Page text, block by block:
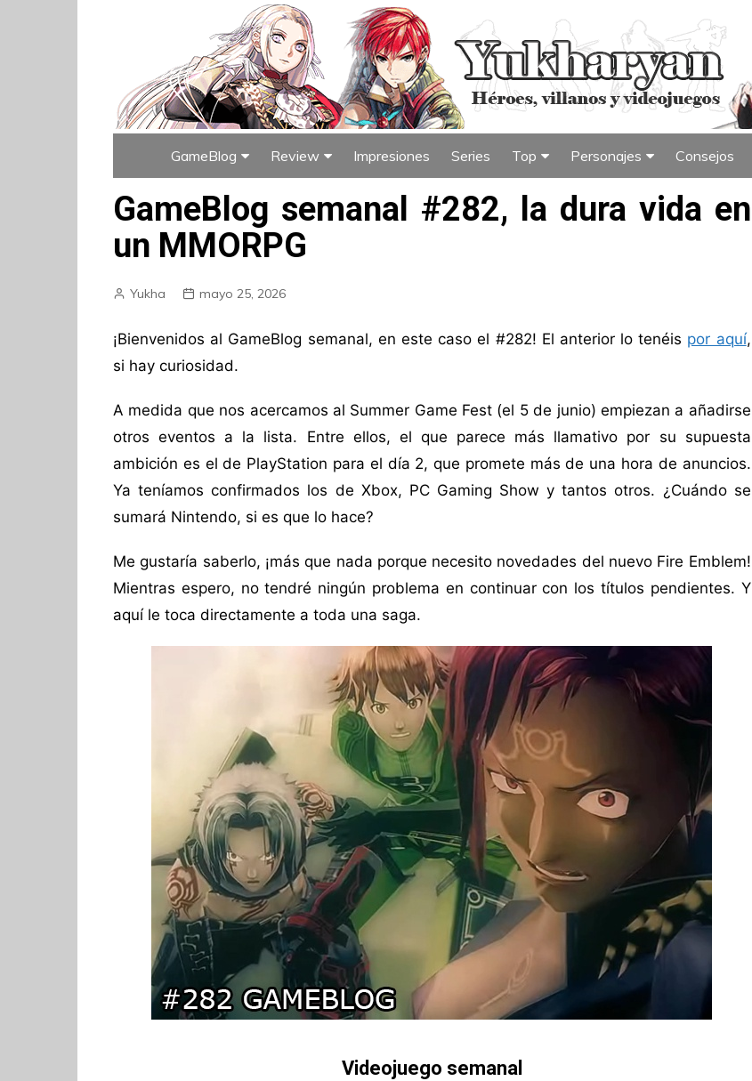
GameBlog
Índice de GameBlog
Review
Índice de Review
Impresiones Series Top
Índice de Top
Personajes
Índice de Personajes
Consejos
GameBlog semanal #282, la dura vida en
un MMORPG
Yukha mayo 25, 2026
¡Bienvenidos al GameBlog semanal, en este caso el #282! El anterior lo tenéis por aquí,
si hay curiosidad.
A medida que nos acercamos al Summer Game Fest (el 5 de junio) empiezan a añadirse
otros eventos a la lista. Entre ellos, el que parece más llamativo por su supuesta
ambición es el de PlayStation para el día 2, que promete más de una hora de anuncios.
Ya teníamos confirmados los de Xbox, PC Gaming Show y tantos otros. ¿Cuándo se
sumará Nintendo, si es que lo hace?
Me gustaría saberlo, ¡más que nada porque necesito novedades del nuevo Fire Emblem!
Mientras espero, no tendré ningún problema en continuar con los títulos pendientes. Y
aquí le toca directamente a toda una saga.
Videojuego semanal